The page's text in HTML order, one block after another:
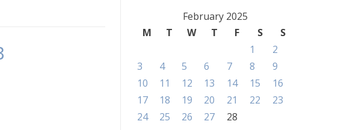
February 2025
M
T W T F S
S
1
2
3
4 5 6 7 8
9
10
11 12 13 14 15
16
17
18 19 20 21 22
23
24
25 26 27 28